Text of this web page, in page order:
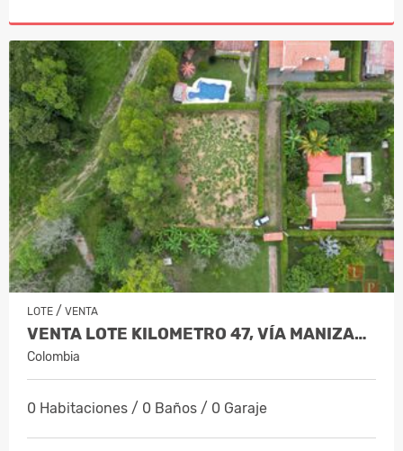
LOTE / VENTA
VENTA LOTE KILOMETRO 47, VÍA MANIZALE…
Colombia
0 Habitaciones / 0 Baños / 0 Garaje